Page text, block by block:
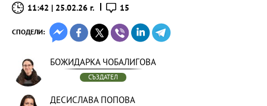
11:42 | 25.02.26 г. 15
СПОДЕЛИ:
БОЖИДАРКА ЧОБАЛИГОВА
СЪЗДАТЕЛ
ДЕСИСЛАВА ПОПОВА